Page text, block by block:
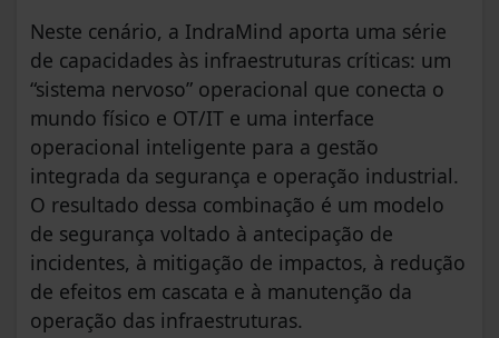
Neste cenário, a IndraMind aporta uma série
de capacidades às infraestruturas críticas: um
“sistema nervoso” operacional que conecta o
mundo físico e OT/IT e uma interface
operacional inteligente para a gestão
integrada da segurança e operação industrial.
O resultado dessa combinação é um modelo
de segurança voltado à antecipação de
incidentes, à mitigação de impactos, à redução
de efeitos em cascata e à manutenção da
operação das infraestruturas.